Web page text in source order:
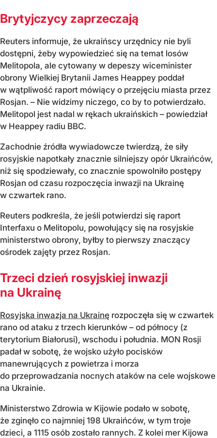
Brytyjczycy zaprzeczają
Reuters informuje, że ukraińscy urzędnicy nie byli
dostępni, żeby wypowiedzieć się na temat losów
Melitopola, ale cytowany w depeszy wiceminister
obrony Wielkiej Brytanii James Heappey poddał
w wątpliwość raport mówiący o przejęciu miasta przez
Rosjan. – Nie widzimy niczego, co by to potwierdzało.
Melitopol jest nadal w rękach ukraińskich – powiedział
w Heappey radiu BBC.
Zachodnie źródła wywiadowcze twierdzą, że siły
rosyjskie napotkały znacznie silniejszy opór Ukraińców,
niż się spodziewały, co znacznie spowolniło postępy
Rosjan od czasu rozpoczęcia inwazji na Ukrainę
w czwartek rano.
Reuters podkreśla, że jeśli potwierdzi się raport
Interfaxu o Melitopolu, powołujący się na rosyjskie
ministerstwo obrony, byłby to pierwszy znaczący
ośrodek zajęty przez Rosjan.
Trzeci dzień rosyjskiej inwazji
na Ukrainę
Rosyjska inwazja na Ukrainę rozpoczęła się w czwartek
rano od ataku z trzech kierunków – od północy (z
terytorium Białorusi), wschodu i południa. MON Rosji
padał w sobotę, że wojsko użyło pocisków
manewrujących z powietrza i morza
do przeprowadzania nocnych ataków na cele wojskowe
na Ukrainie.
Ministerstwo Zdrowia w Kijowie podało w sobotę,
że zginęło co najmniej 198 Ukraińców, w tym troje
dzieci, a 1115 osób zostało rannych. Z kolei mer Kijowa